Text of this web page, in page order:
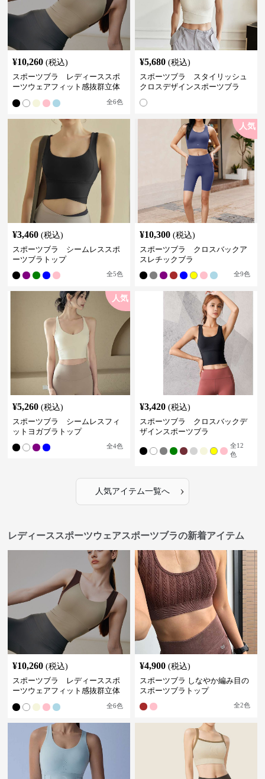
¥10,260 (税込)
スポーツブラ レディーススポ
ーツウェアフィット感抜群立体
全6色
¥5,680 (税込)
スポーツブラ スタイリッシュ
クロスデザインスポーツブラ
¥3,460 (税込)
スポーツブラ シームレススポ
ーツブラトップ
全5色
人気
¥10,300 (税込)
スポーツブラ クロスバックア
スレチックブラ
全9色
人気
¥5,260 (税込)
スポーツブラ シームレスフィ
ットヨガブラトップ
全4色
¥3,420 (税込)
スポーツブラ クロスバックデ
ザインスポーツブラ
全12
色
人気アイテム一覧へ ›
レディーススポーツウェアスポーツブラの新着アイテム
¥10,260 (税込)
スポーツブラ レディーススポ
ーツウェアフィット感抜群立体
全6色
¥4,900 (税込)
スポーツブラ しなやか編み目の
スポーツブラトップ
全2色